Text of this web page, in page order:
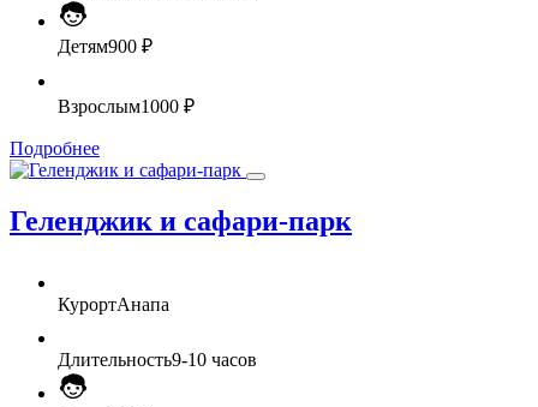
Детям900 ₽
Взрослым1000 ₽
Подробнее
Геленджик и сафари-парк
КурортАнапа
Длительность9-10 часов